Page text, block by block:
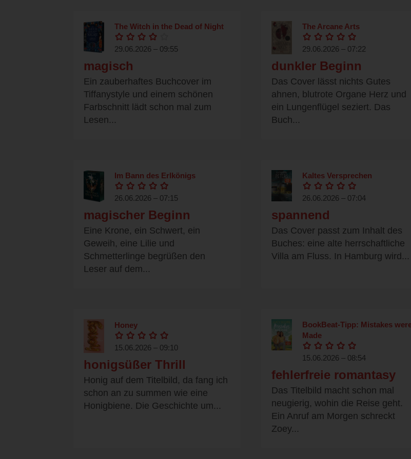
The Witch in the Dead of Night
29.06.2026 – 09:55
magisch
Ein zauberhaftes Buchcover im
Tiffanystyle und einem schönen
Farbschnitt lädt schon mal zum
Lesen...
The Arcane Arts
29.06.2026 – 07:22
dunkler Beginn
Das Cover lässt nichts Gutes
ahnen, blutrote Organe Herz und
ein Lungenflügel seziert. Das
Buch...
Im Bann des Erlkönigs
26.06.2026 – 07:15
magischer Beginn
Eine Krone, ein Schwert, ein
Geweih, eine Lilie und
Schmetterlinge begrüßen den
Leser auf dem...
Kaltes Versprechen
26.06.2026 – 07:04
spannend
Das Cover passt zum Inhalt des
Buches: eine alte herrschaftliche
Villa am Fluss. In Hamburg wird...
Honey
15.06.2026 – 09:10
honigsüßer Thrill
Honig auf dem Titelbild, da fang ich
schon an zu summen wie eine
Honigbiene. Die Geschichte um...
BookBeat-Tipp: Mistakes
Made
15.06.2026 – 08:54
fehlerfreie romantasy
Das Titelbild macht schon mal
neugierig, wohin die Reise geht.
Ein Anruf am Morgen schreckt
Zoey...